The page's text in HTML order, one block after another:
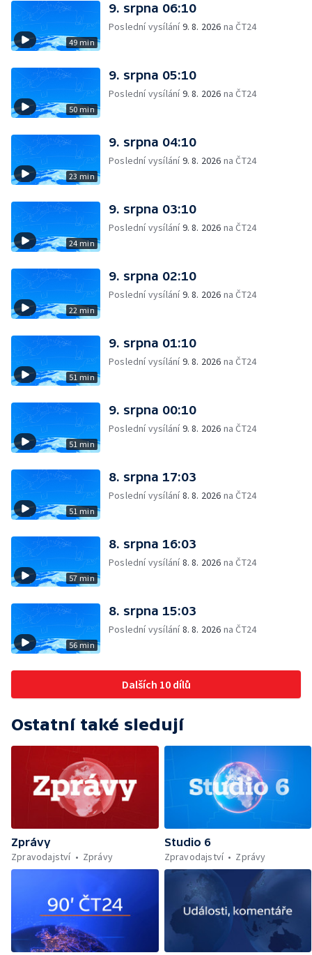
49 min
9. srpna 06:10
Poslední vysílání9. 8. 2026 na ČT24
50 min
9. srpna 05:10
Poslední vysílání9. 8. 2026 na ČT24
23 min
9. srpna 04:10
Poslední vysílání9. 8. 2026 na ČT24
24 min
9. srpna 03:10
Poslední vysílání9. 8. 2026 na ČT24
22 min
9. srpna 02:10
Poslední vysílání9. 8. 2026 na ČT24
51 min
9. srpna 01:10
Poslední vysílání9. 8. 2026 na ČT24
51 min
9. srpna 00:10
Poslední vysílání9. 8. 2026 na ČT24
51 min
8. srpna 17:03
Poslední vysílání8. 8. 2026 na ČT24
57 min
8. srpna 16:03
Poslední vysílání8. 8. 2026 na ČT24
56 min
8. srpna 15:03
Poslední vysílání8. 8. 2026 na ČT24
Dalších 10 dílů
Ostatní také sledují
Zprávy
Zpravodajství
Zprávy
Studio 6
Zpravodajství
Zprávy